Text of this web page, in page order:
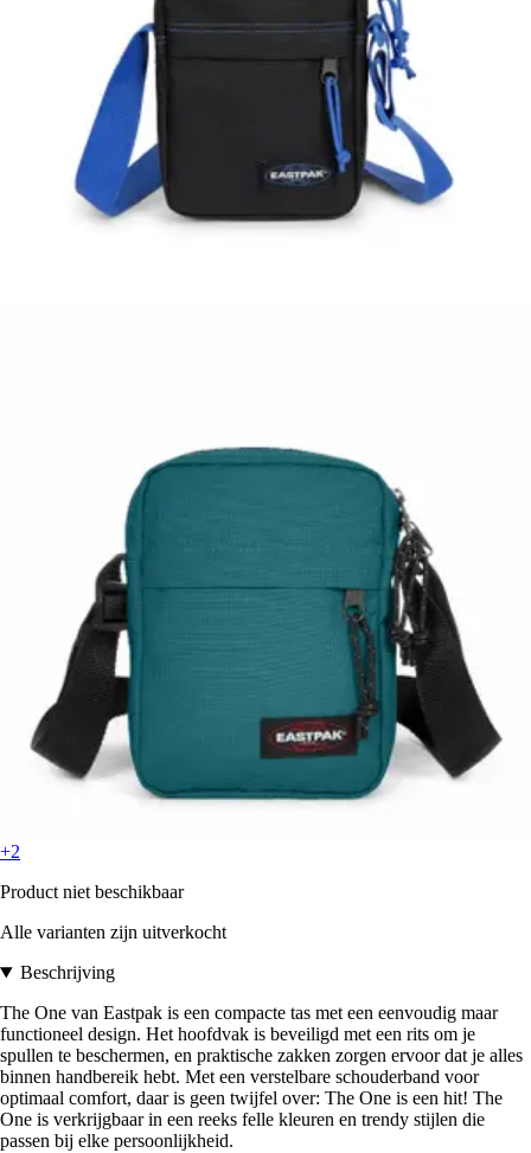
+2
Product niet beschikbaar
Alle varianten zijn uitverkocht
Beschrijving
The One van Eastpak is een compacte tas met een eenvoudig maar
functioneel design. Het hoofdvak is beveiligd met een rits om je
spullen te beschermen, en praktische zakken zorgen ervoor dat je alles
binnen handbereik hebt. Met een verstelbare schouderband voor
optimaal comfort, daar is geen twijfel over: The One is een hit! The
One is verkrijgbaar in een reeks felle kleuren en trendy stijlen die
passen bij elke persoonlijkheid.